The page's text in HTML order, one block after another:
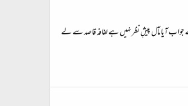
جواب آیا مآل پیشِ نظر نہیں ہے لفافہ قاصد سے لے